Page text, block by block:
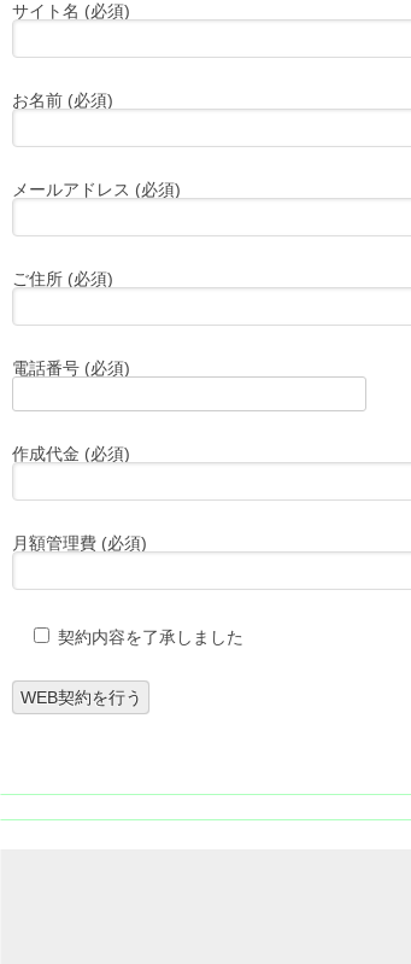
サイト名 (必須)
お名前 (必須)
メールアドレス (必須)
ご住所 (必須)
電話番号 (必須)
作成代金 (必須)
月額管理費 (必須)
契約内容を了承しました